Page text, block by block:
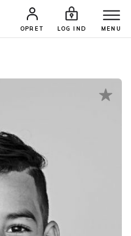
OPRET LOG IND MENU
SØG PROFIL